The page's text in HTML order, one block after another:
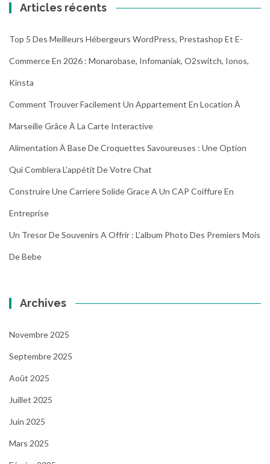
Articles récents
Top 5 Des Meilleurs Hébergeurs WordPress, Prestashop Et E-
Commerce En 2026 : Monarobase, Infomaniak, O2switch, Ionos,
Kinsta
Comment Trouver Facilement Un Appartement En Location À
Marseille Grâce À La Carte Interactive
Alimentation À Base De Croquettes Savoureuses : Une Option
Qui Comblera L’appétit De Votre Chat
Construire Une Carriere Solide Grace A Un CAP Coiffure En
Entreprise
Un Tresor De Souvenirs A Offrir : L’album Photo Des Premiers Mois
De Bebe
Archives
Novembre 2025
Septembre 2025
Août 2025
Juillet 2025
Juin 2025
Mars 2025